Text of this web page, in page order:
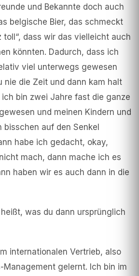
und Bekannte doch auch
belgische Bier, das schmeckt
toll“, dass wir das vielleicht auch
könnten. Dadurch, dass ich
viel unterwegs gewesen
nie die Zeit und dann kam halt
ich bin zwei Jahre fast die ganze
und meinen Kindern und
bisschen auf den Senkel
habe ich gedacht, okay,
mach, dann mache ich es
haben wir es auch dann in die
was du dann ursprünglich
internationalen Vertrieb, also
Management gelernt. Ich bin im